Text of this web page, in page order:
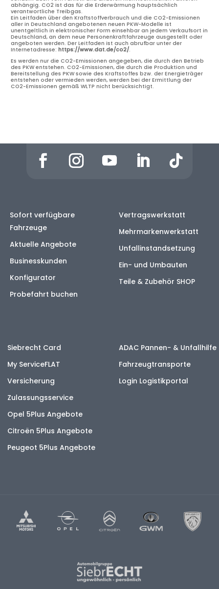
abhängig. CO2 ist das für die Erderwärmung hauptsächlich
verantwortliche Treibgas.
Ein Leitfaden über den Kraftstoffverbrauch und die CO2-Emissionen
aller in Deutschland angebotenen neuen PKW-Modelle ist
unentgeltlich in elektronischer Form einsehbar an jedem Verkaufsort in
Deutschland, an dem neue Personenkraftfahrzeuge ausgestellt oder
angeboten werden. Der Leitfaden ist auch abrufbar unter der
Internetadresse:https://www.dat.de/co2/.
Es werden nur die CO2-Emissionen angegeben, die durch den Betrieb
des PKW entstehen. CO2-Emissionen, die durch die Produktion und
Bereitstellung des PKW sowie des Kraftstoffes bzw. der Energieträger
entstehen oder vermieden werden, werden bei der Ermittlung der
CO2-Emissionen gemäß WLTP nicht berücksichtigt.
Sofort verfügbare
Fahrzeuge
Aktuelle Angebote
Businesskunden
Konfigurator
Probefahrt buchen
Vertragswerkstatt
Mehrmarkenwerkstatt
Unfallinstandsetzung
Ein- und Umbauten
Teile & Zubehör SHOP
Siebrecht Card
My ServiceFLAT
Versicherung
Zulassungsservice
Opel 5Plus Angebote
Citroën 5Plus Angebote
Peugeot 5Plus Angebote
ADAC Pannen- & Unfallhilfe
Fahrzeugtransporte
Login Logistikportal